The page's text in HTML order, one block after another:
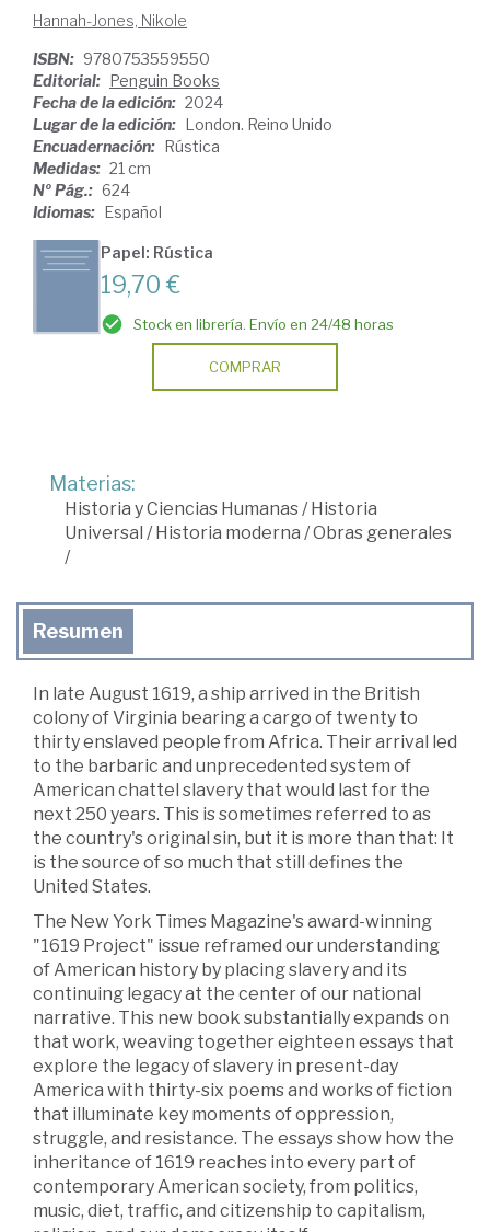
Hannah-Jones, Nikole
ISBN: 9780753559550
Editorial: Penguin Books
Fecha de la edición: 2024
Lugar de la edición: London. Reino Unido
Encuadernación: Rústica
Medidas: 21 cm
Nº Pág.: 624
Idiomas: Español
Papel: Rústica
19,70 €
Stock en librería. Envío en 24/48 horas
COMPRAR
Materias:
Historia y Ciencias Humanas /Historia
Universal /Historia moderna /Obras generales
/
Resumen
In late August 1619, a ship arrived in the British
colony of Virginia bearing a cargo of twenty to
thirty enslaved people from Africa. Their arrival led
to the barbaric and unprecedented system of
American chattel slavery that would last for the
next 250 years. This is sometimes referred to as
the country's original sin, but it is more than that: It
is the source of so much that still defines the
United States.
The New York Times Magazine's award-winning
"1619 Project" issue reframed our understanding
of American history by placing slavery and its
continuing legacy at the center of our national
narrative. This new book substantially expands on
that work, weaving together eighteen essays that
explore the legacy of slavery in present-day
America with thirty-six poems and works of fiction
that illuminate key moments of oppression,
struggle, and resistance. The essays show how the
inheritance of 1619 reaches into every part of
contemporary American society, from politics,
music, diet, traffic, and citizenship to capitalism,